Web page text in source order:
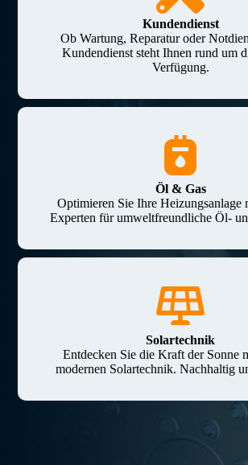
Kundendienst
Ob Wartung, Reparatur oder
Kundendienst steht Ihnen rund um
Verfügung.
Öl & Gas
Optimieren Sie Ihre Heizungsanlage
Experten für umweltfreundliche Öl-
Solartechnik
Entdecken Sie die Kraft der Sonne
modernen Solartechnik. Nachhaltig